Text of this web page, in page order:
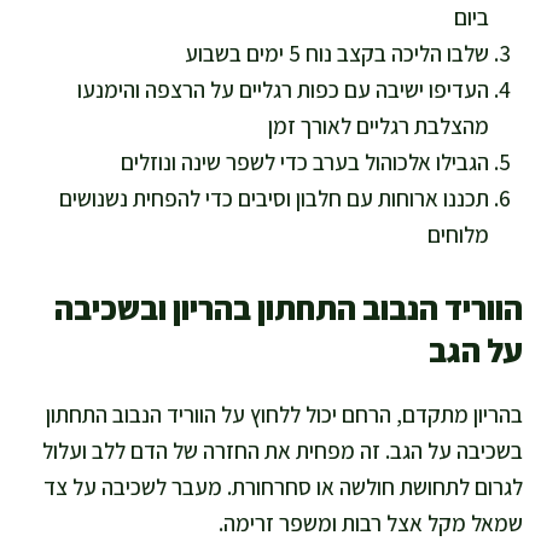
ביום
שלבו הליכה בקצב נוח 5 ימים בשבוע
העדיפו ישיבה עם כפות רגליים על הרצפה והימנעו
מהצלבת רגליים לאורך זמן
הגבילו אלכוהול בערב כדי לשפר שינה ונוזלים
תכננו ארוחות עם חלבון וסיבים כדי להפחית נשנושים
מלוחים
הווריד הנבוב התחתון בהריון ובשכיבה
על הגב
בהריון מתקדם, הרחם יכול ללחוץ על הווריד הנבוב התחתון
בשכיבה על הגב. זה מפחית את החזרה של הדם ללב ועלול
לגרום לתחושת חולשה או סחרחורת. מעבר לשכיבה על צד
שמאל מקל אצל רבות ומשפר זרימה.